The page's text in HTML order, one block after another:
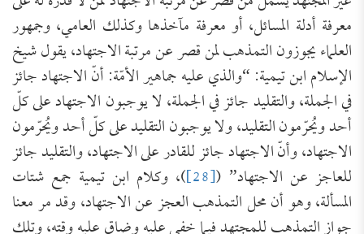
معرفة أدلة المسائل، أو معرفة مآخذها وكذلك العامي، وجمهور
العلماء يجوزون التمذهب لمن قصر عن مرتبة الاجتهاد، يقول شيخ
الإسلام ابن تيمية: “والذي عليه جماهير الأمّة: أنّ الاجتهاد جائز
في الجملة، والتقليد جائز في الجملة، لا يوجبون الاجتهاد على كلّ
أحد ويُحرّمون التقليد، ولا يوجبون التقليد على كلّ أحد ويُحرّمون
الاجتهاد، وأنّ الاجتهاد جائز للقادر على الاجتهاد، والتقليد جائز
للعاجز عن الاجتهاد” ([28] )، وكلام ابن تيمية جمع شتات
المسألة، وهو أن محل التمذهب العجز عن الاجتهاد، وقد مر معنا